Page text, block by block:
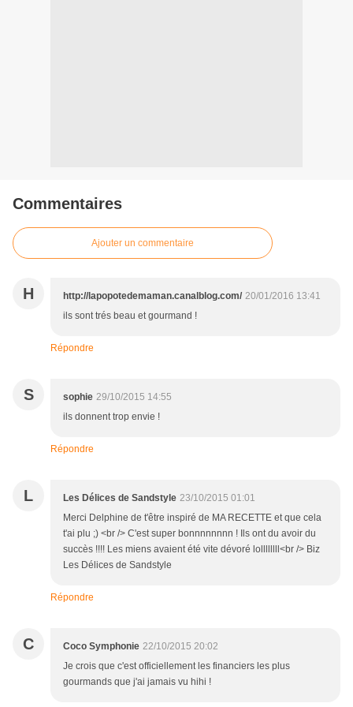
Commentaires
Ajouter un commentaire
H http://lapopotedemaman.canalblog.com/ 20/01/2016 13:41
ils sont trés beau et gourmand !
Répondre
S sophie 29/10/2015 14:55
ils donnent trop envie !
Répondre
L Les Délices de Sandstyle 23/10/2015 01:01
Merci Delphine de t'être inspiré de MA RECETTE et que cela
t'ai plu ;) <br /> C'est super bonnnnnnnn ! Ils ont du avoir du
succès !!!! Les miens avaient été vite dévoré lollllllll<br /> Biz
Les Délices de Sandstyle
Répondre
C Coco Symphonie 22/10/2015 20:02
Je crois que c'est officiellement les financiers les plus
gourmands que j'ai jamais vu hihi !